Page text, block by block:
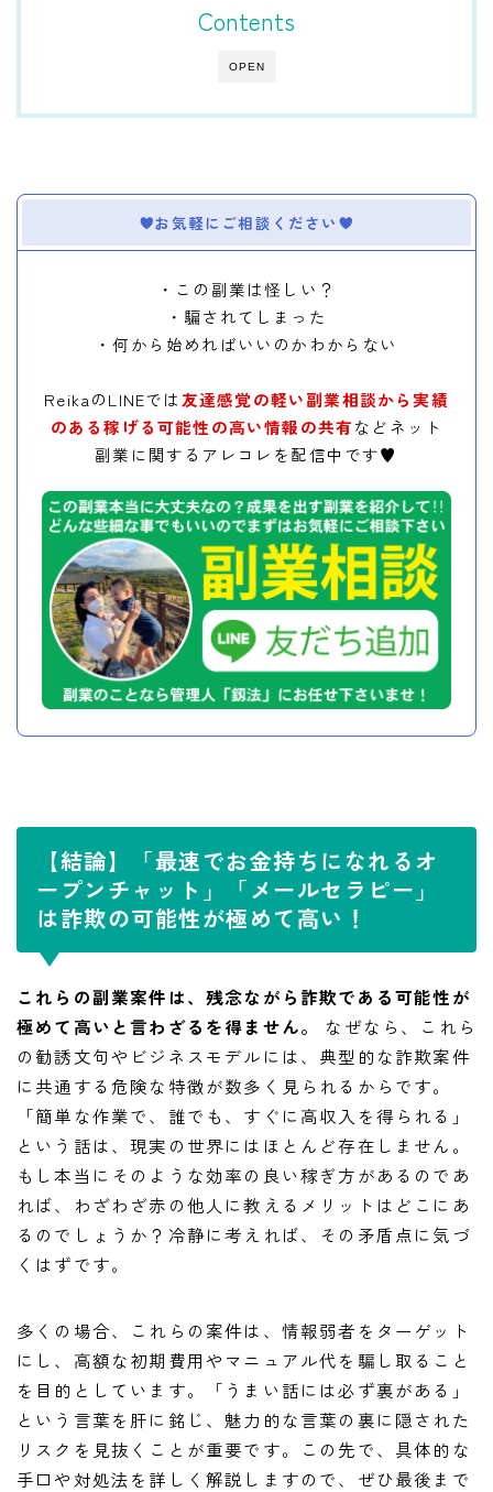
OPEN
Contents
お気軽にご相談ください
・この副業は怪しい？
・騙されてしまった
・何から始めればいいのかわからない
ReikaのLINEでは 友達感覚の軽い副業相談から実績
のある稼げる可能性の高い情報の共有などネット
副業に関するアレコレを配信中です♥
【結論】「最速でお金持ちになれるオ
ープンチャット」「メールセラピー」
は詐欺の可能性が極めて高い！
これらの副業案件は、残念ながら詐欺である可能性が
極めて高いと言わざるを得ません。
なぜなら、これら
の勧誘文句やビジネスモデルには、典型的な詐欺案件
に共通する危険な特徴が数多く見られるからです。
「簡単な作業で、誰でも、すぐに高収入を得られる」
という話は、現実の世界にはほとんど存在しません。
もし本当にそのような効率の良い稼ぎ方があるのであ
れば、わざわざ赤の他人に教えるメリットはどこにあ
るのでしょうか？冷静に考えれば、その矛盾点に気づ
くはずです。
多くの場合、これらの案件は、情報弱者をターゲット
にし、高額な初期費用やマニュアル代を騙し取ること
を目的としています。「うまい話には必ず裏がある」
という言葉を肝に銘じ、魅力的な言葉の裏に隠された
リスクを見抜くことが重要です。この先で、具体的な
手口や対処法を詳しく解説しますので、ぜひ最後まで